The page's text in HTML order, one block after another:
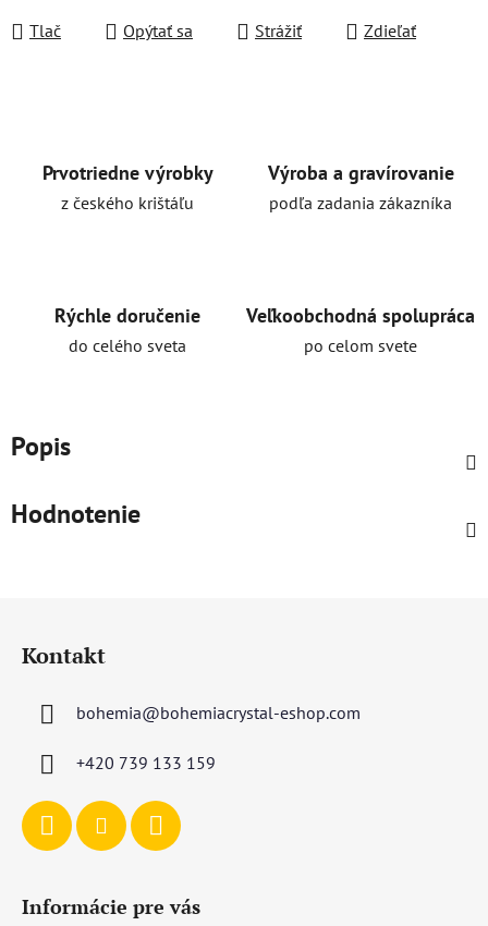
Tlač Opýtať sa Strážiť Zdieľať
Prvotriedne výrobky
z českého krištáľu
Výroba a gravírovanie
podľa zadania zákazníka
Rýchle doručenie
do celého sveta
Veľkoobchodná spolupráca
po celom svete
Popis
Hodnotenie
Kontakt
bohemia@bohemiacrystal-eshop.com
+420 739 133 159
Informácie pre vás